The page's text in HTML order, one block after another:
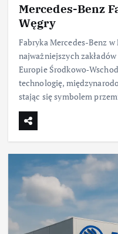
Mercedes-Benz
Węgry
Fabryka Mercedes-Benz
najważniejszych
Europie
technologię,
stając się symbolem